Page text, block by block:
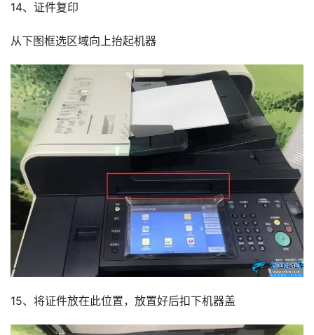
14、证件复印
从下图框选区域向上抬起机器
15、将证件放在此位置，放置好后扣下机器盖